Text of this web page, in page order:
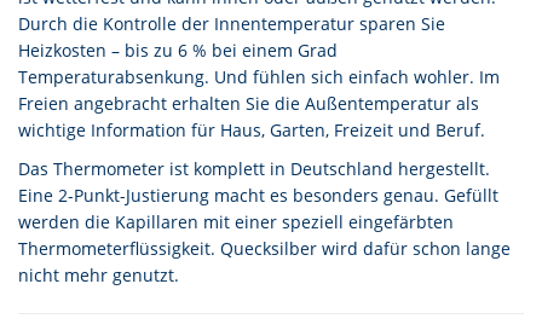
Durch die Kontrolle der Innentemperatur sparen Sie
Heizkosten – bis zu 6 % bei einem Grad
Temperaturabsenkung. Und fühlen sich einfach wohler. Im
Freien angebracht erhalten Sie die Außentemperatur als
wichtige Information für Haus, Garten, Freizeit und Beruf.
Das Thermometer ist komplett in Deutschland hergestellt.
Eine 2-Punkt-Justierung macht es besonders genau. Gefüllt
werden die Kapillaren mit einer speziell eingefärbten
Thermometerflüssigkeit. Quecksilber wird dafür schon lange
nicht mehr genutzt.